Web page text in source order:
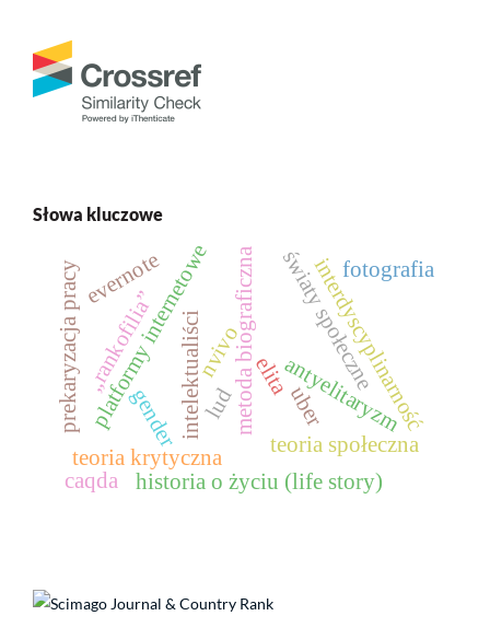
Słowa kluczowe
antyelitaryzm
elita
intelektualiścilud
teoria krytyczna
metoda biograficzna
historia o życiu (life story)
interdyscyplinarność
uber
platformy internetowe
prekaryzacja pracy
teoria społeczna
fotografia
światy społeczne
gender
„rankofilia”
evernote
caqda
nvivo